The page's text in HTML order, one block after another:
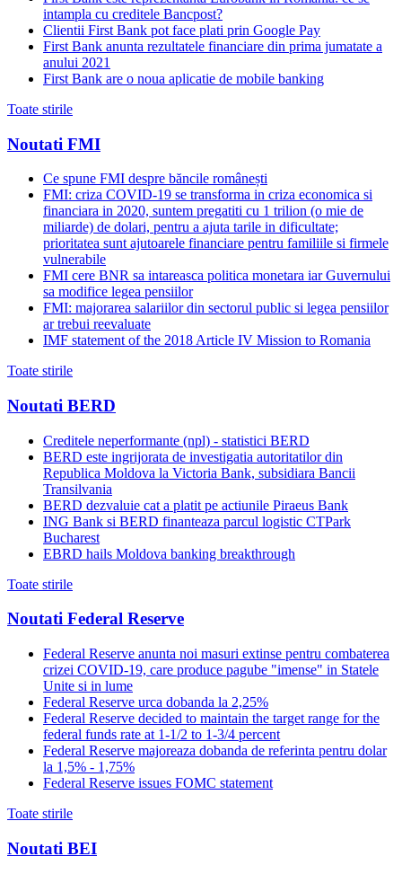
intampla cu creditele Bancpost?
Clientii First Bank pot face plati prin Google Pay
First Bank anunta rezultatele financiare din prima jumatate a
anului 2021
First Bank are o noua aplicatie de mobile banking
Toate stirile
Noutati FMI
Ce spune FMI despre băncile românești
FMI: criza COVID-19 se transforma in criza economica si
financiara in 2020, suntem pregatiti cu 1 trilion (o mie de
miliarde) de dolari, pentru a ajuta tarile in dificultate;
prioritatea sunt ajutoarele financiare pentru familiile si firmele
vulnerabile
FMI cere BNR sa intareasca politica monetara iar Guvernului
sa modifice legea pensiilor
FMI: majorarea salariilor din sectorul public si legea pensiilor
ar trebui reevaluate
IMF statement of the 2018 Article IV Mission to Romania
Toate stirile
Noutati BERD
Creditele neperformante (npl) - statistici BERD
BERD este ingrijorata de investigatia autoritatilor din
Republica Moldova la Victoria Bank, subsidiara Bancii
Transilvania
BERD dezvaluie cat a platit pe actiunile Piraeus Bank
ING Bank si BERD finanteaza parcul logistic CTPark
Bucharest
EBRD hails Moldova banking breakthrough
Toate stirile
Noutati Federal Reserve
Federal Reserve anunta noi masuri extinse pentru combaterea
crizei COVID-19, care produce pagube "imense" in Statele
Unite si in lume
Federal Reserve urca dobanda la 2,25%
Federal Reserve decided to maintain the target range for the
federal funds rate at 1-1/2 to 1-3/4 percent
Federal Reserve majoreaza dobanda de referinta pentru dolar
la 1,5% - 1,75%
Federal Reserve issues FOMC statement
Toate stirile
Noutati BEI